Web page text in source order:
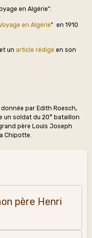
en Algérie".
en Algérie" en 1910
un article rédigé en son
par Edith Roesch,
un soldat du 20° bataillon
père Louis Joseph
Chipotte.
père Henri